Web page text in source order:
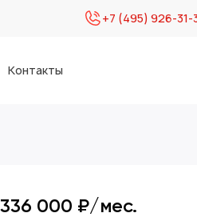
+7 (495) 926-31-
Контакты
336 000 ₽/мес.